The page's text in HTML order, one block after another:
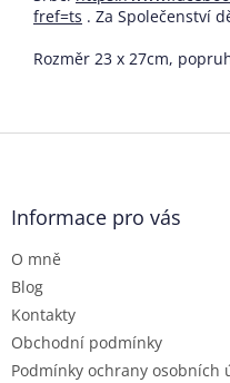
fref=ts . Za Společenství
Rozměr 23 x 27cm,
Z
Informace pro vás
O mně
Blog
Kontakty
Obchodní podmínky
Podmínky ochrany osobních